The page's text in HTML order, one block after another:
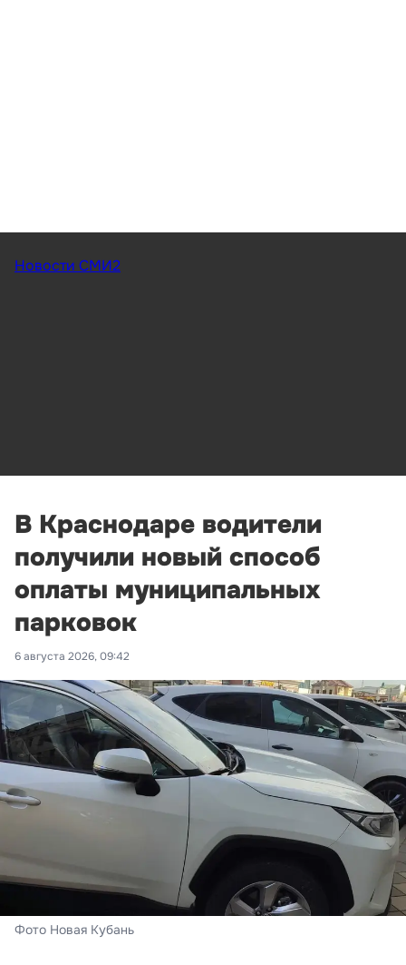
Новости СМИ2
В Краснодаре водители
получили новый способ
оплаты муниципальных
парковок
6 августа 2026, 09:42
Фото Новая Кубань